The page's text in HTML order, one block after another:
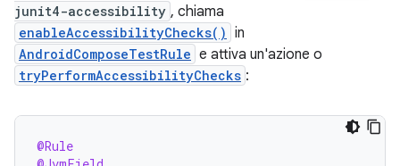
junit4-accessibility , chiama
enableAccessibilityChecks() in
AndroidComposeTestRule e attiva un'azione o
tryPerformAccessibilityChecks :
@Rule